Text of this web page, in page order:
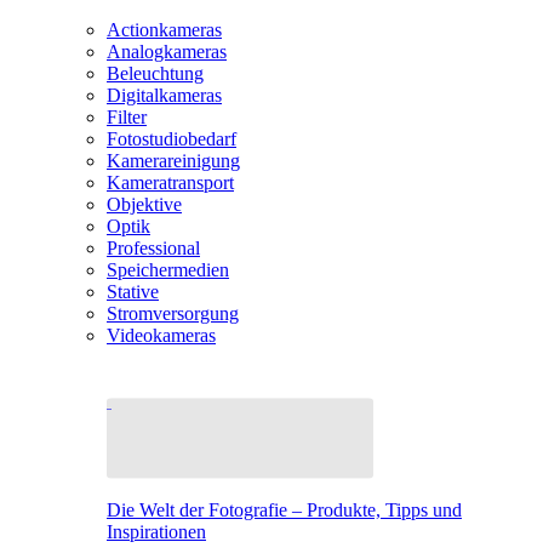
Actionkameras
Analogkameras
Beleuchtung
Digitalkameras
Filter
Fotostudiobedarf
Kamerareinigung
Kameratransport
Objektive
Optik
Professional
Speichermedien
Stative
Stromversorgung
Videokameras
Die Welt der Fotografie – Produkte, Tipps und
Inspirationen